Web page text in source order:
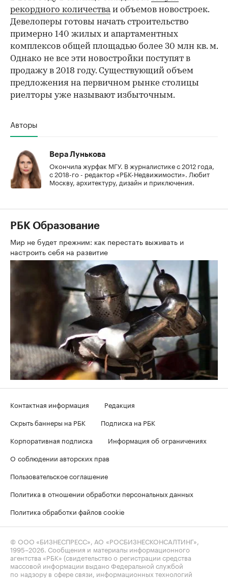
рекордного количестваи объемов новостроек.
Девелоперы готовы начать строительство
примерно 140 жилых и апартаментных
комплексов общей площадью более 30 млн кв. м.
Однако не все эти новостройки поступят в
продажу в 2018 году. Существующий объем
предложения на первичном рынке столицы
риелторы уже называют избыточным.
Авторы
Вера Лунькова
Окончила журфак МГУ. В журналистике с 2012 года,
с 2018-го - редактор «РБК-Недвижимости». Любит
Москву, архитектуру, дизайн и приключения.
РБК Образование
Мир не будет прежним: как перестать выживать и
настроить себя на развитие
Контактная информация
Редакция
Скрыть баннеры на РБК
Подписка на РБК
Корпоративная подписка
Информация об ограничениях
О соблюдении авторских прав
Пользовательское соглашение
Политика в отношении обработки персональных данных
Политика обработки файлов cookie
© ООО «БИЗНЕСПРЕСС», АО «РОСБИЗНЕСКОНСАЛТИНГ»,
1995–2026 . Сообщения и материалы информационного
агентства «РБК» (свидетельство о регистрации средства
массовой информации выдано Федеральной службой
по надзору в сфере связи, информационных технологий